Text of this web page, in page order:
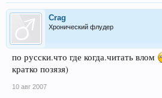
Crag
Хронический флудер
по русски.что где когда.читать влом
кратко позязя)
10 авг 2007